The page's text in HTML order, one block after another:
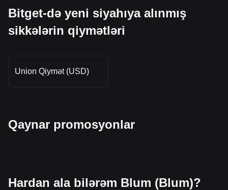
Bitget-də yeni siyahıya alınmış
sikkələrin qiymətləri
Union Qiymət (USD)
Qaynar promosyonlar
Hardan ala bilərəm Blum (Blum)?